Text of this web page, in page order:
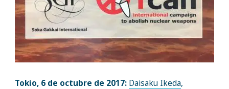
Tokio, 6 de octubre de 2017: Daisaku Ikeda,